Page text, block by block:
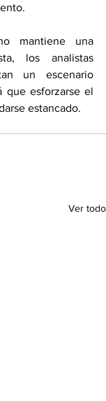
mantiene una
los analistas
un escenario
que esforzarse el
estancado.
Ver todo